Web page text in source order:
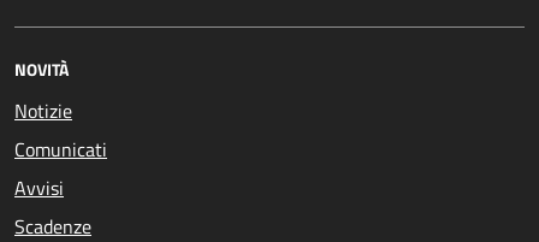
NOVITÀ
Notizie
Comunicati
Avvisi
Scadenze